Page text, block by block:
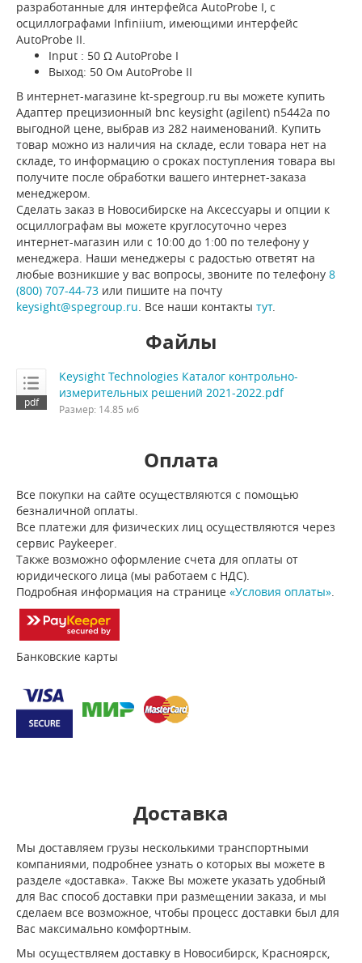
разработанные для интерфейса AutoProbe I, с
осциллографами Infiniium, имеющими интерфейс
AutoProbe II.
Input : 50 Ω AutoProbe I
Выход: 50 Ом AutoProbe II
В интернет-магазине kt-spegroup.ru вы можете купить
Адаптер прецизионный bnc keysight (agilent) n5442a по
выгодной цене, выбрав из 282 наименований. Купить
товар можно из наличия на складе, если товара нет на
складе, то информацию о сроках поступления товара вы
получите после обработки вашего интернет-заказа
менеджером.
Сделать заказ в Новосибирске на Аксессуары и опции к
осциллографам вы можете круглосуточно через
интернет-магазин или с 10:00 до 1:00 по телефону у
менеджера. Наши менеджеры с радостью ответят на
любые возникшие у вас вопросы, звоните по телефону 8
(800) 707-44-73 или пишите на почту
keysight@spegroup.ru. Все наши контакты тут.
Файлы
Keysight Technologies Каталог контрольно-
измерительных решений 2021-2022.pdf
Размер: 14.85 мб
Оплата
Все покупки на сайте осуществляются с помощью
безналичной оплаты.
Все платежи для физических лиц осуществляются через
сервис Paykeeper.
Также возможно оформление счета для оплаты от
юридического лица (мы работаем с НДС).
Подробная информация на странице «Условия оплаты».
Банковские карты
Доставка
Мы доставляем грузы несколькими транспортными
компаниями, подробнее узнать о которых вы можете в
разделе «доставка». Также Вы можете указать удобный
для Вас способ доставки при размещении заказа, и мы
сделаем все возможное, чтобы процесс доставки был для
Вас максимально комфортным.
Мы осуществляем доставку в Новосибирск, Красноярск,